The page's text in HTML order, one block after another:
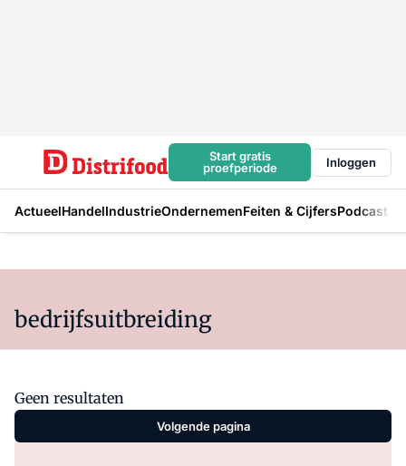
Start gratis
proefperiode
Inloggen
ActueelHandelIndustrieOndernemenFeiten & CijfersPodcast
bedrijfsuitbreiding
Geen resultaten
Volgende pagina